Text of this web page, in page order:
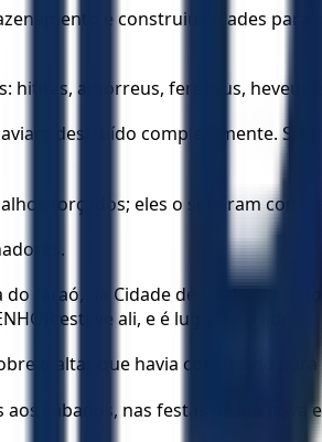
e construiu cidades
hititas, amorreus, ferezeus, heveus
destruído completamente.
forçados; eles o serviram
faraó, da Cidade de Davi para o
esteve ali, e é lugar sagrado”.
o altar que havia construído
sábados, nas festas de lua nova